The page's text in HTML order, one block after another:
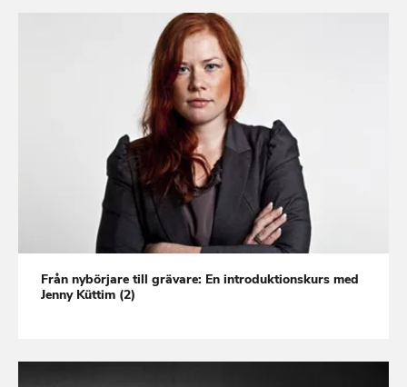
Från nybörjare till grävare: En introduktionskurs med
Jenny Küttim (2)